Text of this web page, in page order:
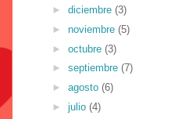
► diciembre (3)
► noviembre (5)
► octubre (3)
► septiembre (7)
► agosto (6)
► julio (4)